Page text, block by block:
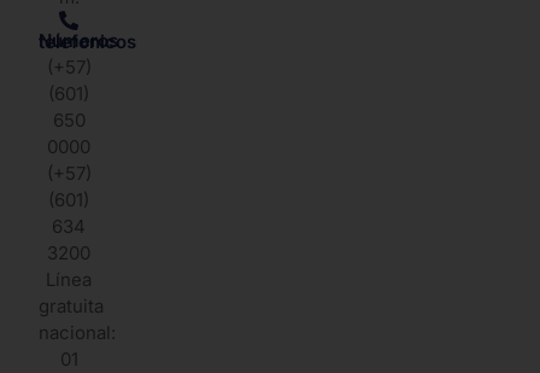
Números telefonicos
(+57)
(601)
650
0000
(+57)
(601)
634
3200
Línea
gratuita
nacional:
01